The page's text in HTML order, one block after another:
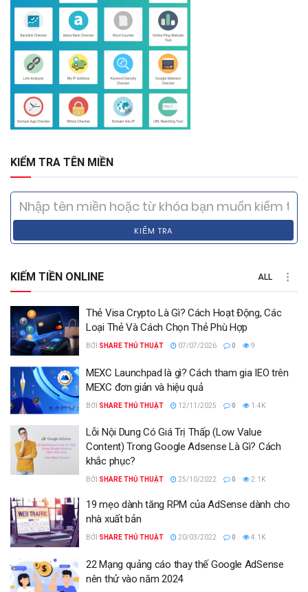
KIỂM TRA TÊN MIỀN
KIỂM TRA
KIẾM TIỀN ONLINE ALL
Thẻ Visa Crypto Là Gì? Cách Hoạt Động, Các
Loại Thẻ Và Cách Chọn Thẻ Phù Hợp
BỞI SHARE THỦ THUẬT 07/07/2026 0 9
MEXC Launchpad là gì? Cách tham gia IEO trên
MEXC đơn giản và hiệu quả
BỞI SHARE THỦ THUẬT 12/11/2025 0 1.4K
Lỗi Nội Dung Có Giá Trị Thấp (Low Value
Content) Trong Google Adsense Là Gì? Cách
khắc phục?
BỞI SHARE THỦ THUẬT 25/10/2022 0 2.1K
19 mẹo dành tăng RPM của AdSense dành cho
nhà xuất bản
BỞI SHARE THỦ THUẬT 20/03/2022 0 4.1K
22 Mạng quảng cáo thay thế Google AdSense
nên thử vào năm 2024